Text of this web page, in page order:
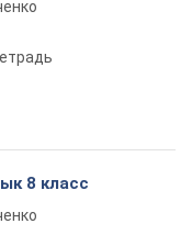
8 класс